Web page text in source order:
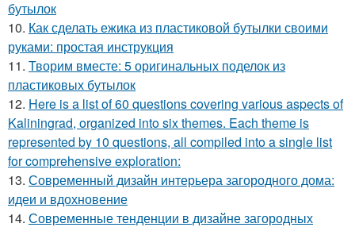
бутылок
10. Как сделать ежика из пластиковой бутылки своими
руками: простая инструкция
11. Творим вместе: 5 оригинальных поделок из
пластиковых бутылок
12. Here is a list of 60 questions covering various aspects of
Kaliningrad, organized into six themes. Each theme is
represented by 10 questions, all compiled into a single list
for comprehensive exploration:
13. Современный дизайн интерьера загородного дома:
идеи и вдохновение
14. Современные тенденции в дизайне загородных